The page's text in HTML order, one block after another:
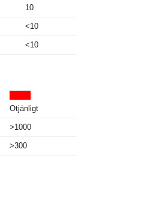
10
<10
<10
Otjänligt
>1000
>300